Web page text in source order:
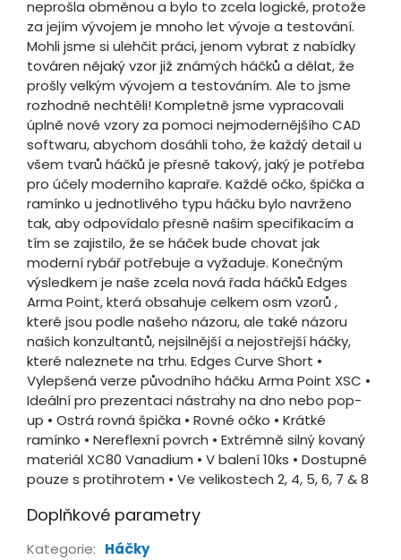
neprošla obměnou a bylo to zcela logické, protože
za jejím vývojem je mnoho let vývoje a testování.
Mohli jsme si ulehčit práci, jenom vybrat z nabídky
továren nějaký vzor již známých háčků a dělat, že
prošly velkým vývojem a testováním. Ale to jsme
rozhodně nechtěli! Kompletně jsme vypracovali
úplně nové vzory za pomoci nejmodernějšího CAD
softwaru, abychom dosáhli toho, že každý detail u
všem tvarů háčků je přesně takový, jaký je potřeba
pro účely moderního kapraře. Každé očko, špička a
ramínko u jednotlivého typu háčku bylo navrženo
tak, aby odpovídalo přesně našim specifikacím a
tím se zajistilo, že se háček bude chovat jak
moderní rybář potřebuje a vyžaduje. Konečným
výsledkem je naše zcela nová řada háčků Edges
Arma Point, která obsahuje celkem osm vzorů ,
které jsou podle našeho názoru, ale také názoru
našich konzultantů, nejsilnější a nejostřejší háčky,
které naleznete na trhu. Edges Curve Short •
Vylepšená verze původního háčku Arma Point XSC •
Ideální pro prezentaci nástrahy na dno nebo pop-
up • Ostrá rovná špička • Rovné očko • Krátké
ramínko • Nereflexní povrch • Extrémně silný kovaný
materiál XC80 Vanadium • V balení 10ks • Dostupné
pouze s protihrotem • Ve velikostech 2, 4, 5, 6, 7 & 8
Doplňkové parametry
Kategorie: Háčky